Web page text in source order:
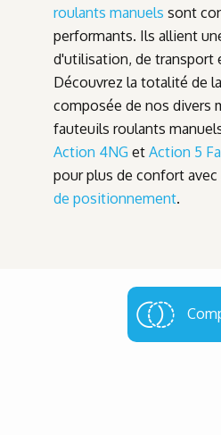
roulants manuels sont
performants. Ils allient
d'utilisation, de transport
Découvrez la totalité de la
composée de nos divers
fauteuils roulants
Action 4NG et Action 5
pour plus de confort
de positionnement.